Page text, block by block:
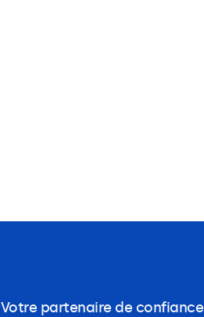
Votre partenaire de confiance